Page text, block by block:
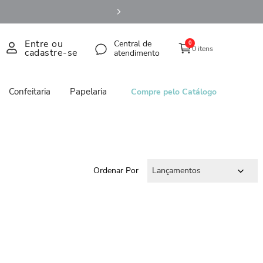
Entre ou
cadastre-se
Central de
atendimento
0
0 itens
Confeitaria Papelaria Compre pelo Catálogo
Ordenar Por Lançamentos